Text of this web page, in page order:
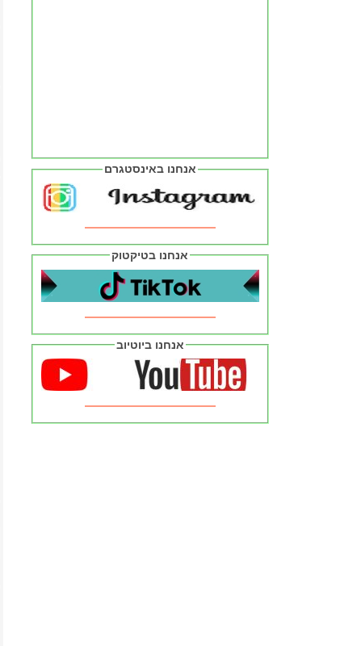
אנחנו באינסטגרם
אנחנו בטיקטוק
אנחנו ביוטיוב